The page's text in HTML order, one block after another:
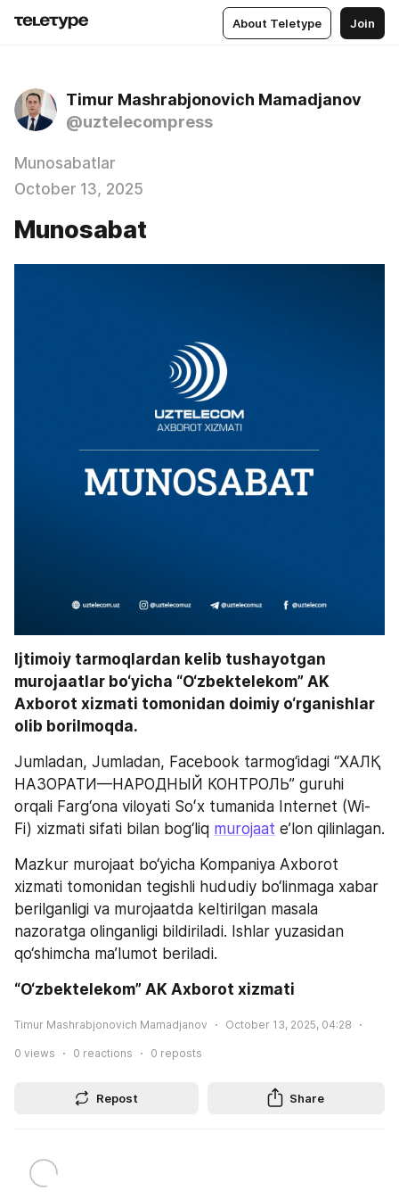
About Teletype Join
Timur Mashrabjonovich Mamadjanov
@uztelecompress
Munosabatlar
October 13, 2025
Munosabat
Ijtimoiy tarmoqlardan kelib tushayotgan
murojaatlar bo‘yicha “O‘zbektelekom” AK
Axborot xizmati tomonidan doimiy o‘rganishlar
olib borilmoqda.
Jumladan, Jumladan, Facebook tarmog‘idagi “ХАЛҚ
НАЗОРАТИ—НАРОДНЫЙ КОНТРОЛЬ” guruhi
orqali Farg‘ona viloyati Soʻx tumanida Internet (Wi-
Fi) xizmati sifati bilan bog‘liq murojaat e’lon qilinlagan.
Mazkur murojaat bo‘yicha Kompaniya Axborot
xizmati tomonidan tegishli hududiy bo‘linmaga xabar
berilganligi va murojaatda keltirilgan masala
nazoratga olinganligi bildiriladi. Ishlar yuzasidan
qo‘shimcha ma’lumot beriladi.
“O‘zbektelekom” AK Axborot xizmati
Timur Mashrabjonovich Mamadjanov October 13, 2025, 04:28
0 views 0 reactions 0 reposts
Repost Share